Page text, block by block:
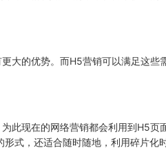
大的优势。而H5营销可以满足这些
此现在的网络营销都会利用到H5页
式，还适合随时随地，利用碎片化